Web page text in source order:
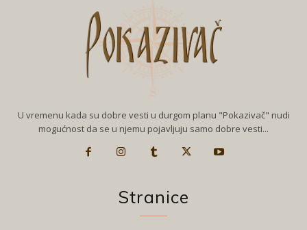
U vremenu kada su dobre vesti u durgom planu "Pokazivač" nudi
mogućnost da se u njemu pojavljuju samo dobre vesti...
Stranice